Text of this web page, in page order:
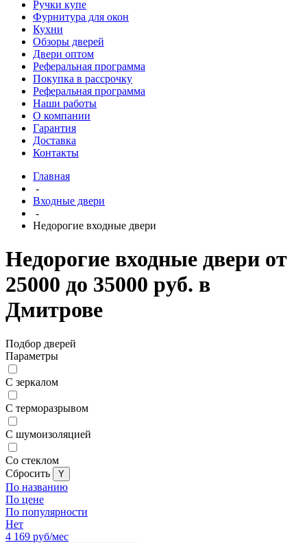
Ручки купе
Фурнитура для окон
Кухни
Обзоры дверей
Двери оптом
Реферальная программа
Покупка в рассрочку
Реферальная программа
Наши работы
О компании
Гарантия
Доставка
Контакты
Главная
-
Входные двери
-
Недорогие входные двери
Недорогие входные двери от
25000 до 35000 руб. в
Дмитрове
Подбор дверей
Параметры
С зеркалом
С терморазрывом
С шумоизоляцией
Со стеклом
Cбросить
По названию
По цене
По популярности
Нет
4 169 руб/мес